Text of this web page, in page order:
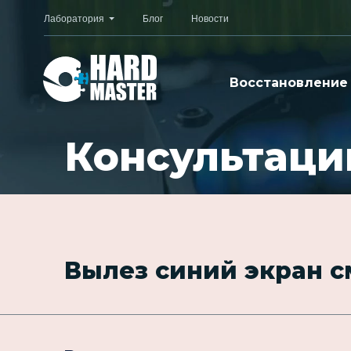
Лаборатория Блог Новости
Вылез синий экран